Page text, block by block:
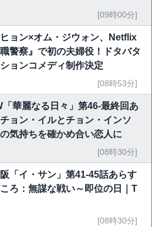
[09時00分]
ョン×オム・ジウォン、Netflix
警察』で初の夫婦役！ドタバタ
ョンコメディ制作決定
[08時53分]
「華麗なる日々」第46-最終回あ
ョン・イルとチョン・インソ
気持ちを確かめ合い恋人に
[08時30分]
「イ・サン」第41-45話あらす
ろ：無謀な戦い～即位の日｜T
[08時30分]